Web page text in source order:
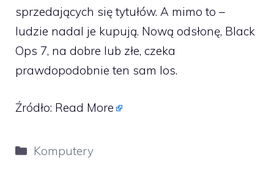
sprzedających się tytułów. A mimo to –
ludzie nadal je kupują. Nową odsłonę, Black
Ops 7, na dobre lub złe, czeka
prawdopodobnie ten sam los.
Źródło: Read More
Kategorie
Komputery